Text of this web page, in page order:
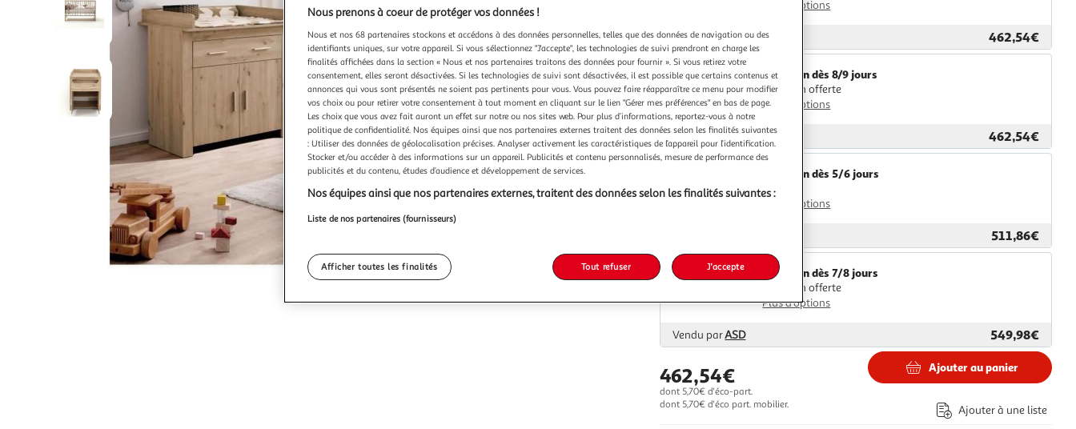
Plus d'options
Vendu parGpasPlus 462,54€
Livraison dès 8/9 jours
Livraison offerte
Plus d'options
Vendu parM25 462,54€
Livraison dès 5/6 jours
4,99€
Plus d'options
511,86€
Livraison dès 7/8 jours
Livraison offerte
Plus d'options
Vendu parASD 549,98€
462,54€
dont 5,70€ d'éco-part.
dont 5,70€ d'éco part. mobilier.
Ajouter au panier
Ajouter à une liste
Nous prenons à coeur de protéger vos données !
Nous et nos 68 partenaires stockons et accédons à des données personnelles, telles que des données de navigation ou des
identifiants uniques, sur votre appareil. Si vous sélectionnez "J'accepte", les technologies de suivi prendront en charge les
finalités affichées dans la section « Nous et nos partenaires traitons des données pour fournir ». Si vous retirez votre
consentement, elles seront désactivées. Si les technologies de suivi sont désactivées, il est possible que certains contenus et
annonces qui vous sont présentés ne soient pas pertinents pour vous. Vous pouvez faire réapparaître ce menu pour modifier
vos choix ou pour retirer votre consentement à tout moment en cliquant sur le lien "Gérer mes préférences" en bas de page.
Les choix que vous avez fait auront un effet sur notre ou nos sites web. Pour plus d’informations, reportez-vous à notre
politique de confidentialité. Nos équipes ainsi que nos partenaires externes traitent des données selon les finalités suivantes
: Utiliser des données de géolocalisation précises. Analyser activement les caractéristiques de l’appareil pour l’identification.
Stocker et/ou accéder à des informations sur un appareil. Publicités et contenu personnalisés, mesure de performance des
publicités et du contenu, études d’audience et développement de services.
Nos équipes ainsi que nos partenaires externes, traitent des données selon les finalités suivantes :
Liste de nos partenaires (fournisseurs)
Afficher toutes les finalités Tout refuser J'accepte